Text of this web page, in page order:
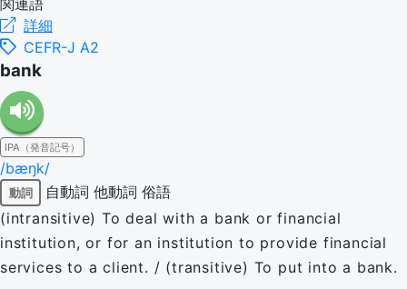
関連語
詳細
CEFR-J A2
bank
IPA（発音記号）
/bæŋk/
動詞 自動詞 他動詞 俗語
(intransitive) To deal with a bank or financial
institution, or for an institution to provide financial
services to a client. / (transitive) To put into a bank.